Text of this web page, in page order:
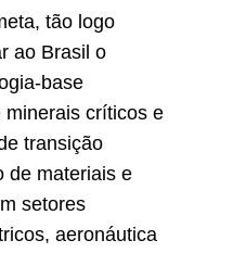
tão logo
ao Brasil o
base
minerais críticos e
transição
de materiais e
setores
aeronáutica